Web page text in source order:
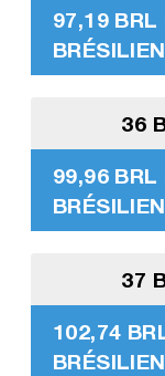
97,19 BRL
36
99,96 BRL
37
102,74